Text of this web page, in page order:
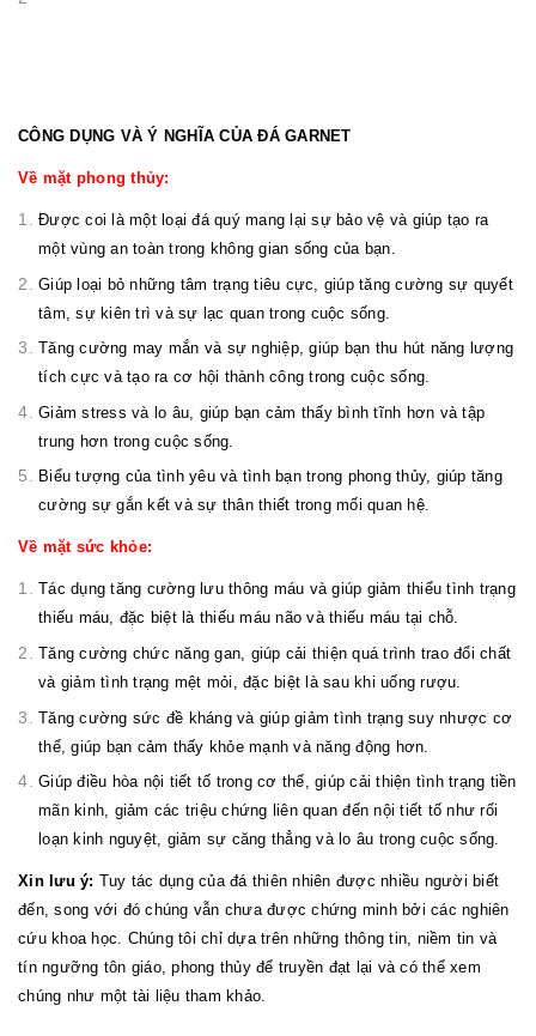
CÔNG DỤNG VÀ Ý NGHĨA CỦA ĐÁ GARNET
Về mặt phong thủy:
Được coi là một loại đá quý mang lại sự bảo vệ và giúp tạo ra
một vùng an toàn trong không gian sống của bạn.
Giúp loại bỏ những tâm trạng tiêu cực, giúp tăng cường sự quyết
tâm, sự kiên trì và sự lạc quan trong cuộc sống.
Tăng cường may mắn và sự nghiệp, giúp bạn thu hút năng lượng
tích cực và tạo ra cơ hội thành công trong cuộc sống.
Giảm stress và lo âu, giúp bạn cảm thấy bình tĩnh hơn và tập
trung hơn trong cuộc sống.
Biểu tượng của tình yêu và tình bạn trong phong thủy, giúp tăng
cường sự gắn kết và sự thân thiết trong mối quan hệ.
Về mặt sức khỏe:
Tác dụng tăng cường lưu thông máu và giúp giảm thiểu tình trạng
thiếu máu, đặc biệt là thiếu máu não và thiếu máu tại chỗ.
Tăng cường chức năng gan, giúp cải thiện quá trình trao đổi chất
và giảm tình trạng mệt mỏi, đặc biệt là sau khi uống rượu.
Tăng cường sức đề kháng và giúp giảm tình trạng suy nhược cơ
thể, giúp bạn cảm thấy khỏe mạnh và năng động hơn.
Giúp điều hòa nội tiết tố trong cơ thể, giúp cải thiện tình trạng tiền
mãn kinh, giảm các triệu chứng liên quan đến nội tiết tố như rối
loạn kinh nguyệt, giảm sự căng thẳng và lo âu trong cuộc sống.
Xin lưu ý: Tuy tác dụng của đá thiên nhiên được nhiều người biết
đến, song với đó chúng vẫn chưa được chứng minh bởi các nghiên
cứu khoa học. Chúng tôi chỉ dựa trên những thông tin, niềm tin và
tín ngưỡng tôn giáo, phong thủy để truyền đạt lại và có thể xem
chúng như một tài liệu tham khảo.